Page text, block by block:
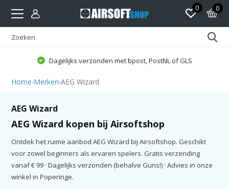
0 0
Dagelijks verzonden met bpost, PostNL of GLS
Home›Merken›AEG Wizard
AEG Wizard
AEG Wizard kopen bij Airsoftshop
Ontdek het ruime aanbod AEG Wizard bij Airsoftshop. Geschikt
voor zowel beginners als ervaren spelers. Gratis verzending
vanaf € 99 · Dagelijks verzonden (behalve Guns!) · Advies in onze
winkel in Poperinge.